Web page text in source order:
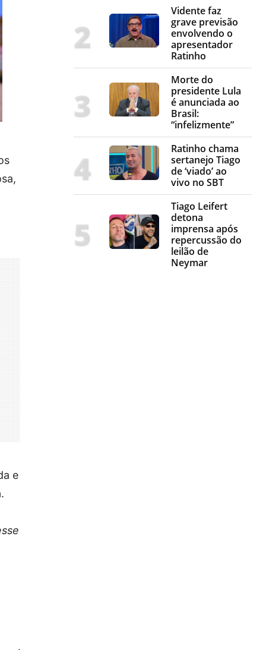
e
Vidente faz
grave previsão
envolvendo o
apresentador
Ratinho
Morte do
presidente Lula
é anunciada ao
Brasil:
“infelizmente”
Ratinho chama
sertanejo Tiago
de ‘viado’ ao
vivo no SBT
Tiago Leifert
detona
imprensa após
repercussão do
leilão de
Neymar